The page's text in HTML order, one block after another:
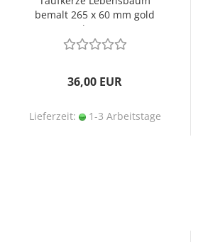
bemalt 265 x 60 mm gold
Akzente
36,00 EUR
Lieferzeit: 1-3 Arbeitstage